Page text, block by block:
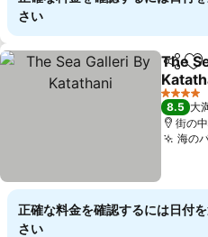
さい
シェア
The
4 ホテル
8.5 大
街の
海の
正確な料金を確認するには日付
さい